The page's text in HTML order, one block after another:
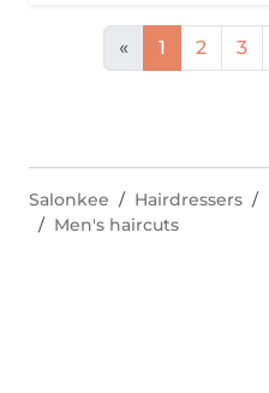
« 1 2 3
Salonkee Hairdressers
Men's haircuts